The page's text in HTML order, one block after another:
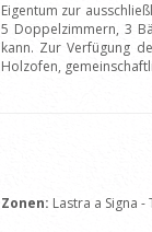
Eigentum zur
5 Doppelzimmern, 3
kann. Zur Verfügung
Holzofen,
Zonen: Lastra a Signa -